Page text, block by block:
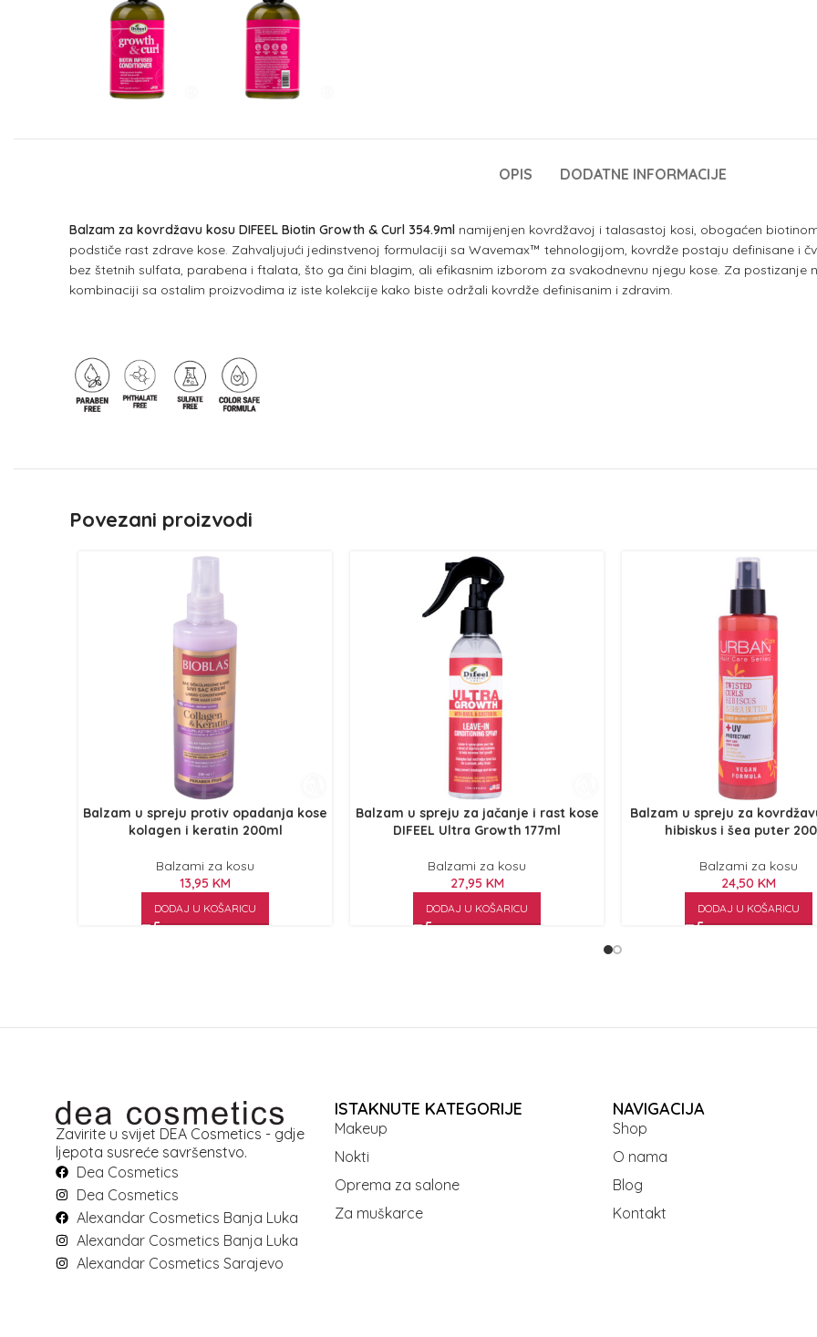
OPIS DODATNE INFORMACIJE
Balzam za kovrdžavu kosu DIFEEL Biotin Growth & Curl 354.9ml namijenjen kovrdžavoj i talasastoj kosi, obogaćen
podstiče rast zdrave kose. Zahvaljujući jedinstvenoj formulaciji sa Wavemax™ tehnologijom, kovrdže postaju definisane i
bez štetnih sulfata, parabena i ftalata, što ga čini blagim, ali efikasnim izborom za svakodnevnu njegu kose. Za
kombinaciji sa ostalim proizvodima iz iste kolekcije kako biste održali kovrdže definisanim i zdravim.
Povezani proizvodi
Balzam u spreju protiv opadanja kose
kolagen i keratin 200ml
Balzami za kosu
13,95 KM
DODAJ U KOŠARICU
Balzam u spreju za jačanje i rast kose
DIFEEL Ultra Growth 177ml
Balzami za kosu
27,95 KM
DODAJ U KOŠARICU
Balzam u spreju za
hibiskus i šea puter
Balzami za kosu
24,50 KM
DODAJ U KOŠARICU
Zavirite u svijet DEA Cosmetics - gdje
ljepota susreće savršenstvo.
Dea Cosmetics
Dea Cosmetics
Alexandar Cosmetics Banja Luka
Alexandar Cosmetics Banja Luka
Alexandar Cosmetics Sarajevo
ISTAKNUTE KATEGORIJE
Makeup
Nokti
Oprema za salone
Za muškarce
NAVIGACIJA
Shop
O nama
Blog
Kontakt